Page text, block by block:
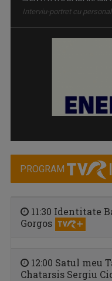
„Energia Z” evocă
ETNIC NEWS
Emisiune care explorează
PROGRAM
11:30 Identitate
Gorgos
12:00 Satul meu
Chatarsis Sergiu